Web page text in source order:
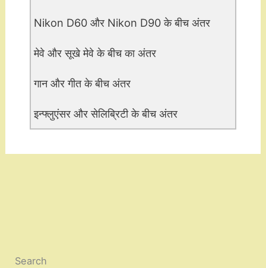
Nikon D60 और Nikon D90 के बीच अंतर
मेवे और सूखे मेवे के बीच का अंतर
गान और गीत के बीच अंतर
इन्फ्लुएंसर और सेलिब्रिटी के बीच अंतर
Search